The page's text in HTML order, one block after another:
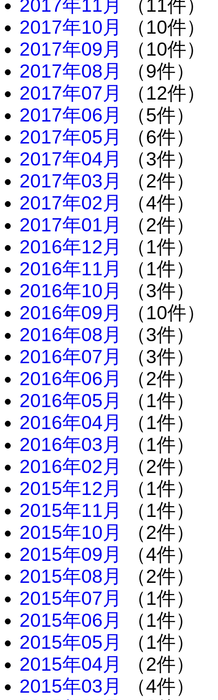
2017年11月
（11件）
2017年10月
（10件）
2017年09月
（10件）
2017年08月
（9件）
2017年07月
（12件）
2017年06月
（5件）
2017年05月
（6件）
2017年04月
（3件）
2017年03月
（2件）
2017年02月
（4件）
2017年01月
（2件）
2016年12月
（1件）
2016年11月
（1件）
2016年10月
（3件）
2016年09月
（10件）
2016年08月
（3件）
2016年07月
（3件）
2016年06月
（2件）
2016年05月
（1件）
2016年04月
（1件）
2016年03月
（1件）
2016年02月
（2件）
2015年12月
（1件）
2015年11月
（1件）
2015年10月
（2件）
2015年09月
（4件）
2015年08月
（2件）
2015年07月
（1件）
2015年06月
（1件）
2015年05月
（1件）
2015年04月
（2件）
2015年03月
（4件）